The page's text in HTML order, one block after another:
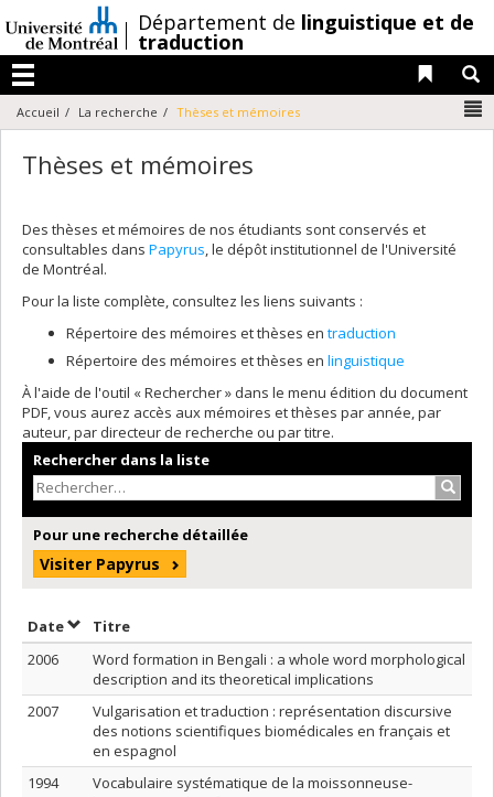
au
contenu
/Département de linguistique et de
traduction
Menu
Liens
Accueil La recherche Thèses et mémoires
Thèses et mémoires
Des thèses et mémoires de nos étudiants sont conservés et
consultables dans Papyrus, le dépôt institutionnel de l'Université
de Montréal.
Pour la liste complète, consultez les liens suivants :
Répertoire des mémoires et thèses en traduction
Répertoire des mémoires et thèses en linguistique
À l'aide de l'outil « Rechercher » dans le menu édition du document
PDF, vous aurez accès aux mémoires et thèses par année, par
auteur, par directeur de recherche ou par titre.
Rechercher dans la liste
Pour une recherche détaillée
Visiter Papyrus
DateTrier par date en ordre décroissant
Titre
2006
Word formation in Bengali : a whole word morphological
description and its theoretical implications
2007
Vulgarisation et traduction : représentation discursive
des notions scientifiques biomédicales en français et
en espagnol
1994
Vocabulaire systématique de la moissonneuse-